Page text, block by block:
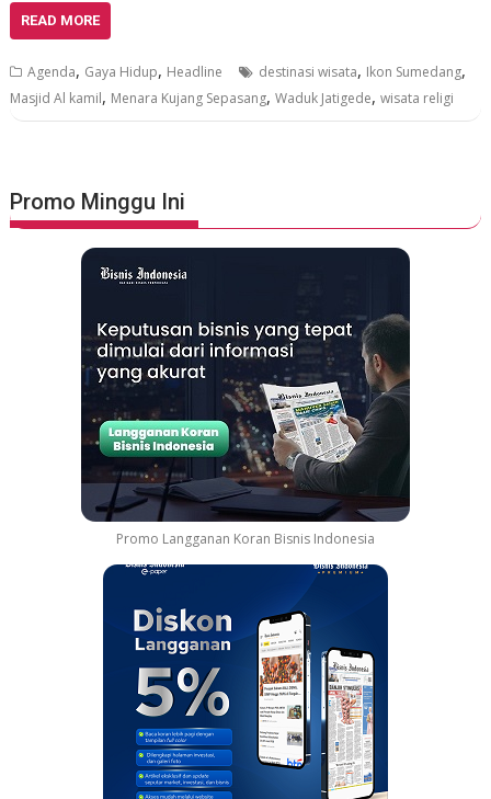
READ MORE
Agenda, Gaya Hidup, Headline destinasi wisata, Ikon Sumedang,
Masjid Al kamil, Menara Kujang Sepasang,Waduk Jatigede,wisata religi
Promo Minggu Ini
Promo Langganan Koran Bisnis Indonesia